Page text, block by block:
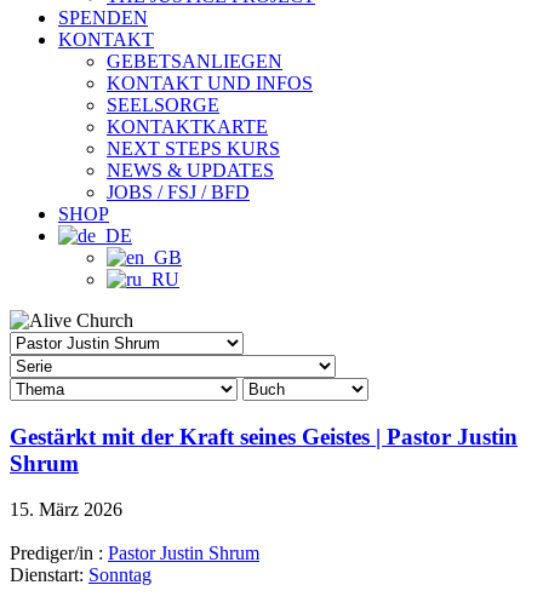
SPENDEN
KONTAKT
GEBETSANLIEGEN
KONTAKT UND INFOS
SEELSORGE
KONTAKTKARTE
NEXT STEPS KURS
NEWS & UPDATES
JOBS / FSJ / BFD
SHOP
Gestärkt mit der Kraft seines Geistes | Pastor Justin
Shrum
15. März 2026
Prediger/in : Pastor Justin Shrum
Dienstart: Sonntag